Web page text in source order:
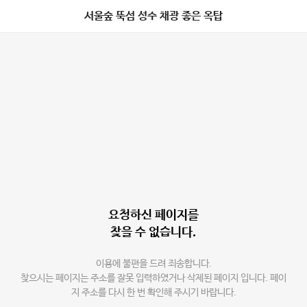
서울숲 뚝섬 성수 채광 좋은 옥탑
요청하신 페이지를
찾을 수 없습니다.
이용에 불편을 드려 죄송합니다.
찾으시는 페이지는 주소를 잘못 입력하였거나 삭제된 페이지 입니다. 페이
지 주소를 다시 한 번 확인해 주시기 바랍니다.